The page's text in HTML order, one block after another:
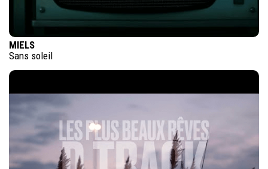
MIELS
Sans soleil